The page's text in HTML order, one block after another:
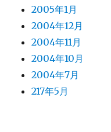
2005年1月
2004年12月
2004年11月
2004年10月
2004年7月
217年5月